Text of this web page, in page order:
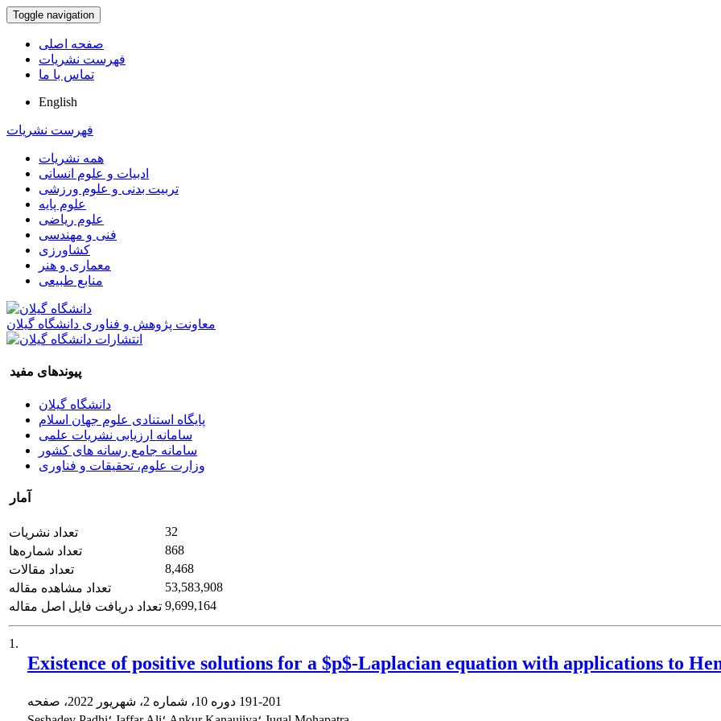
Toggle navigation
صفحه اصلی
فهرست نشریات
تماس با ما
English
فهرست نشریات
همه نشریات
ادبیات و علوم انسانی
تربیت بدنی و علوم ورزشی
علوم پایه
علوم ریاضی
فنی و مهندسی
کشاورزی
معماری و هنر
منابع طبیعی
معاونت پژوهش و فناوری دانشگاه گیلان
پیوندهای مفید
دانشگاه گیلان
پایگاه استنادی علوم جهان اسلام
سامانه ارزیابی نشریات علمی
سامانه جامع رسانه های کشور
وزارت علوم، تحقیقات و فناوری
آمار
تعداد نشریات
32
تعداد شماره‌ها
868
تعداد مقالات
8,468
تعداد مشاهده مقاله
53,583,908
تعداد دریافت فایل اصل مقاله 9,699,164
1.
Existence of positive solutions for a $p$-Laplacian equation with applications to
191-201